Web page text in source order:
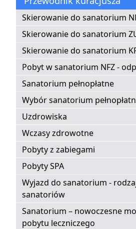
Skierowanie do sanatorium
Skierowanie do sanatorium
Skierowanie do sanatorium
Pobyt w sanatorium NFZ -
Sanatorium pełnopłatne
Wybór sanatorium
Uzdrowiska
Wczasy zdrowotne
Pobyty z zabiegami
Pobyty SPA
Wyjazd do sanatorium -
sanatoriów
Sanatorium – nowoczesne
pobytu leczniczego